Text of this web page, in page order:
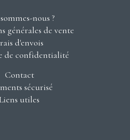
nous ?
générales de vente
d'envois
de confidentialité
Contact
sécurisé
utiles